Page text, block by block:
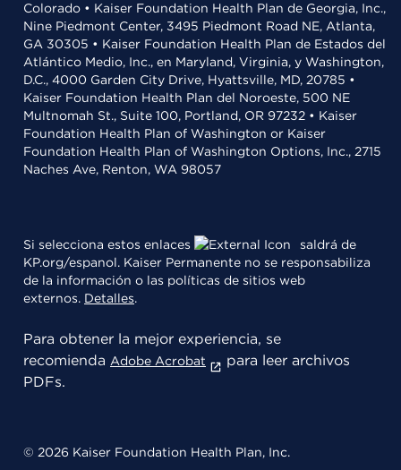
Colorado • Kaiser Foundation Health Plan de Georgia, Inc.,
Nine Piedmont Center, 3495 Piedmont Road NE, Atlanta,
GA 30305 • Kaiser Foundation Health Plan de Estados del
Atlántico Medio, Inc., en Maryland, Virginia, y Washington,
D.C., 4000 Garden City Drive, Hyattsville, MD, 20785 •
Kaiser Foundation Health Plan del Noroeste, 500 NE
Multnomah St., Suite 100, Portland, OR 97232 • Kaiser
Foundation Health Plan of Washington or Kaiser
Foundation Health Plan of Washington Options, Inc., 2715
Naches Ave, Renton, WA 98057
Si selecciona estos enlaces
saldrá de
KP.org/espanol. Kaiser Permanente no se responsabiliza
de la información o las políticas de sitios web
externos. Detalles.
Para obtener la mejor experiencia, se
recomienda Adobe Acrobat
para leer archivos
PDFs.
© 2026 Kaiser Foundation Health Plan, Inc.